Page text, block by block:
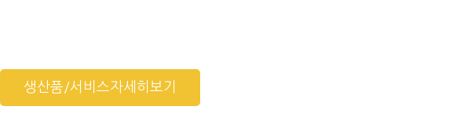
생산품/서비스자세히보기